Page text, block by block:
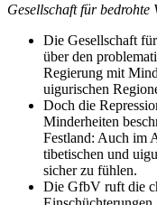
Gesellschaft für bedrohte
Die Gesellschaft
über den
Regierung mit
uigurischen
Doch die
Minderheiten
Festland: Auch im
tibetischen und
sicher zu fühlen.
Die GfbV ruft die